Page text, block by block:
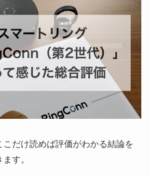
こだけ読めば評価がわかる結論を
す。